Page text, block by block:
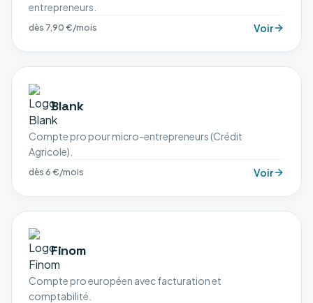
entrepreneurs.
dès 7,90 €/mois Voir
Blank
Compte pro pour micro-entrepreneurs (Crédit
Agricole).
dès 6 €/mois Voir
Finom
Compte pro européen avec facturation et
comptabilité.